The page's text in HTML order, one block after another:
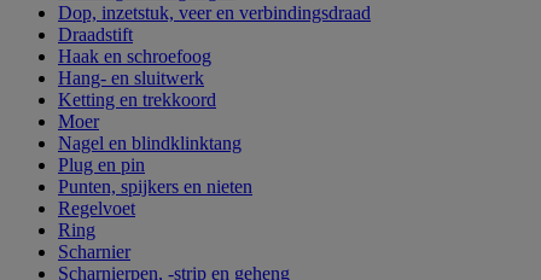
Dop, inzetstuk, veer en verbindingsdraad
Draadstift
Haak en schroefoog
Hang- en sluitwerk
Ketting en trekkoord
Moer
Nagel en blindklinktang
Plug en pin
Punten, spijkers en nieten
Regelvoet
Ring
Scharnier
Scharnierpen, -strip en geheng